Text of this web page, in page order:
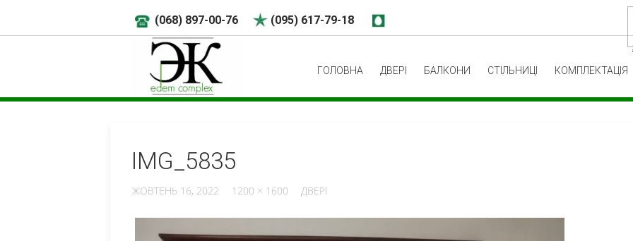
(068) 897-00-76
(095) 617-79-18
ГОЛОВНА ДВЕРІ БАЛКОНИ СТІЛЬНИЦІ КОМПЛЕКТАЦІЯ
IMG_5835
ЖОВТЕНЬ 16, 2022 1200 × 1600 ДВЕРІ